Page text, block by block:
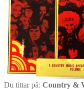
Du tittar på: Country &